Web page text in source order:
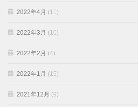
2022年4月 (11)
2022年3月 (10)
2022年2月 (4)
2022年1月 (15)
2021年12月 (9)